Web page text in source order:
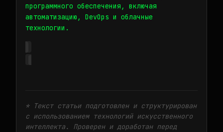
программного обеспечения, включая
автоматизацию, DevOps и облачные
технологии.
* Текст статьи подготовлен и структурирован
с использованием технологий искусственного
интеллекта. Проверен и доработан перед